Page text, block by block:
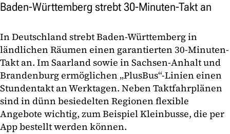
Baden-Württemberg strebt 30-Minuten-Takt an
In Deutschland strebt Baden-Württemberg in
ländlichen Räumen einen garantierten 30-Minuten-
Takt an. Im Saarland sowie in Sachsen-Anhalt und
Brandenburg ermöglichen „PlusBus“-Linien einen
Stundentakt an Werktagen. Neben Taktfahrplänen
sind in dünn besiedelten Regionen flexible
Angebote wichtig, zum Beispiel Kleinbusse, die per
App bestellt werden können.